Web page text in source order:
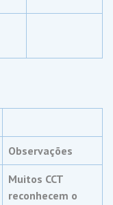
Observações
Muitos CCT
reconhecem o